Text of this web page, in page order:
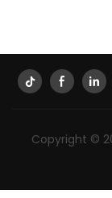
Copyright ©